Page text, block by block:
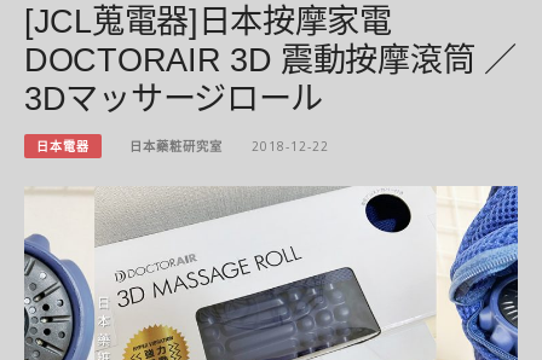
[JCL蒐電器]日本按摩家電
DOCTORAIR 3D 震動按摩滾筒 ／
3Dマッサージロール
日本電器 日本藥粧研究室 2018-12-22